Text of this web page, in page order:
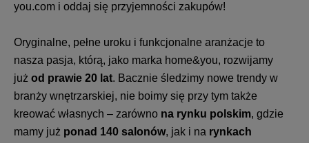
you.com i oddaj się przyjemności zakupów!
Oryginalne, pełne uroku i funkcjonalne aranżacje to
nasza pasja, którą, jako marka home&you, rozwijamy
już od prawie 20 lat. Bacznie śledzimy nowe trendy w
branży wnętrzarskiej, nie boimy się przy tym także
kreować własnych – zarówno na rynku polskim, gdzie
mamy już ponad 140 salonów, jak i na rynkach